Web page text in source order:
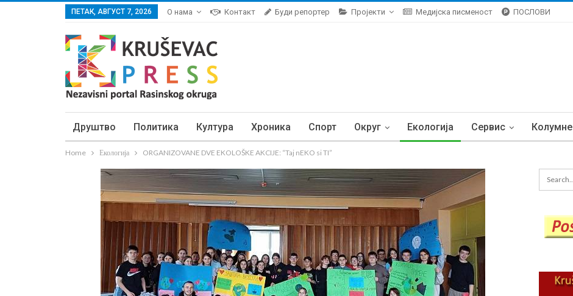
ПЕТАК, АВГУСТ 7, 2026 О нама Контакт Буди репортер Пројекти Медијска писменост ПОСЛОВИ
Друштво Политика Култура Хроника Спорт Округ Екологија Сервис Колумне
Home Екологија ORGANIZOVANE DVE EKOLOŠKE AKCIJE: “Taj nEKO si TI”